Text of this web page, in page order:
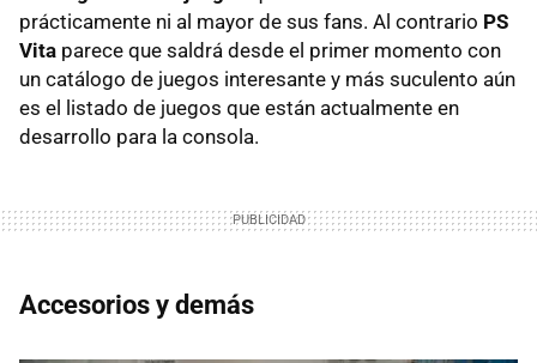
prácticamente ni al mayor de sus fans. Al contrario PS
Vita parece que saldrá desde el primer momento con
un catálogo de juegos interesante y más suculento aún
es el listado de juegos que están actualmente en
desarrollo para la consola.
Accesorios y demás